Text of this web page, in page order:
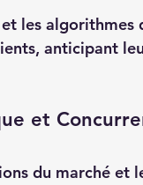
et les
anticipant
et
du marché